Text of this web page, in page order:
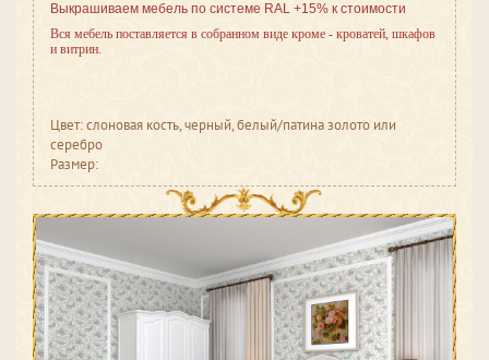
Выкрашиваем мебель по системе RAL +15% к стоимости
Вся мебель поставляется в собранном виде кроме - кроватей, шкафов
и витрин.
Цвет: слоновая кость, черный, белый/патина золото или
серебро
Размер: